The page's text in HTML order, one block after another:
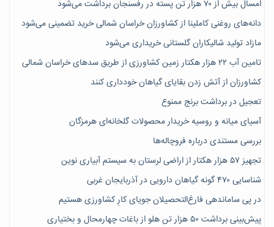
امسال بیش از ۷۰ هزار تن پسته در رفسنجان برداشت می‌شود
دانه‌های روغنی کاملینا از کشاورزان خراسان شمالی خرید تضمینی می‌شود
مازاد تولید شالیکاران گلستانی خریداری می‌شود
تامین آب ۲۲ هزار هکتار زمین کشاورزی از طریق سدهای خراسان شمالی
کشاورزان از آتش زدن بقایای گیاهان خودداری کنند
تعجیل در برداشت برنج ممنوع
آسیای میانه و روسیه خریدار محصولات گلخانه‌ای هرمزگان
بررسی مستندی درباره فروچاله‌ها
تجهیز ۵۷ هزار هکتار از اراضی لرستان به سیستم آبیاری نوین
شناسایی ۴۷٠ گونه گیاهان دارویی در آذربایجان غربی
در پی ساماندهی فارغ‌التحصیلان جویای کارِ کشاورزی هستیم
پیش‎‌بینی برداشت ۵۰ هزار تن هلو از باغات چهارمحال و بختیاری